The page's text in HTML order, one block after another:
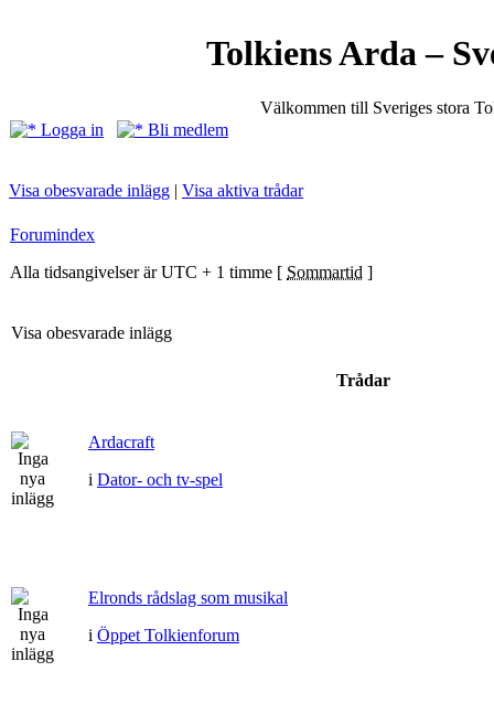
Tolkiens Arda –
Välkommen till Sveriges stora
Logga in
Bli medlem
Visa obesvarade inlägg | Visa aktiva trådar
Forumindex
Alla tidsangivelser är UTC + 1 timme [ Sommartid ]
Visa obesvarade inlägg
Trådar
Ardacraft
i Dator- och tv-spel
Elronds rådslag som musikal
i Öppet Tolkienforum